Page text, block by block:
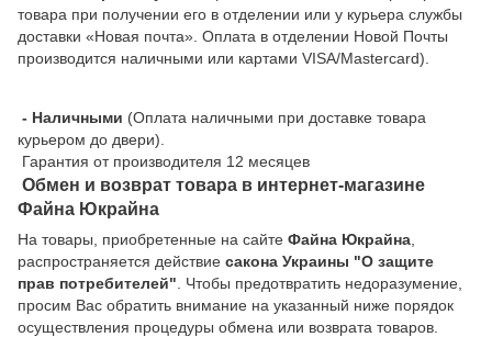
товара при получении его в отделении или у курьера службы
доставки «Новая почта». Оплата в отделении Новой Почты
производится наличными или картами VISA/Mastercard).
- Наличными (Оплата наличными при доставке товара
курьером до двери).
Гарантия от производителя 12 месяцев
Обмен и возврат товара в интернет-магазине
Файна Юкрайна
На товары, приобретенные на сайте Файна Юкрайна
распространяется действие cакона Украины "О защите
прав потребителей" . Чтобы предотвратить недоразумение,
просим Вас обратить внимание на указанный ниже порядок
осуществления процедуры обмена или возврата товаров.